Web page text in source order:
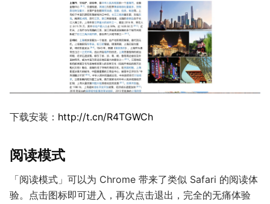
下载安装： http://t.cn/R4TGWCh
阅读模式
「阅读模式」可以为 Chrome 带来了类似 Safari 的阅读体
验。点击图标即可进入，再次点击退出，完全的无痛体验